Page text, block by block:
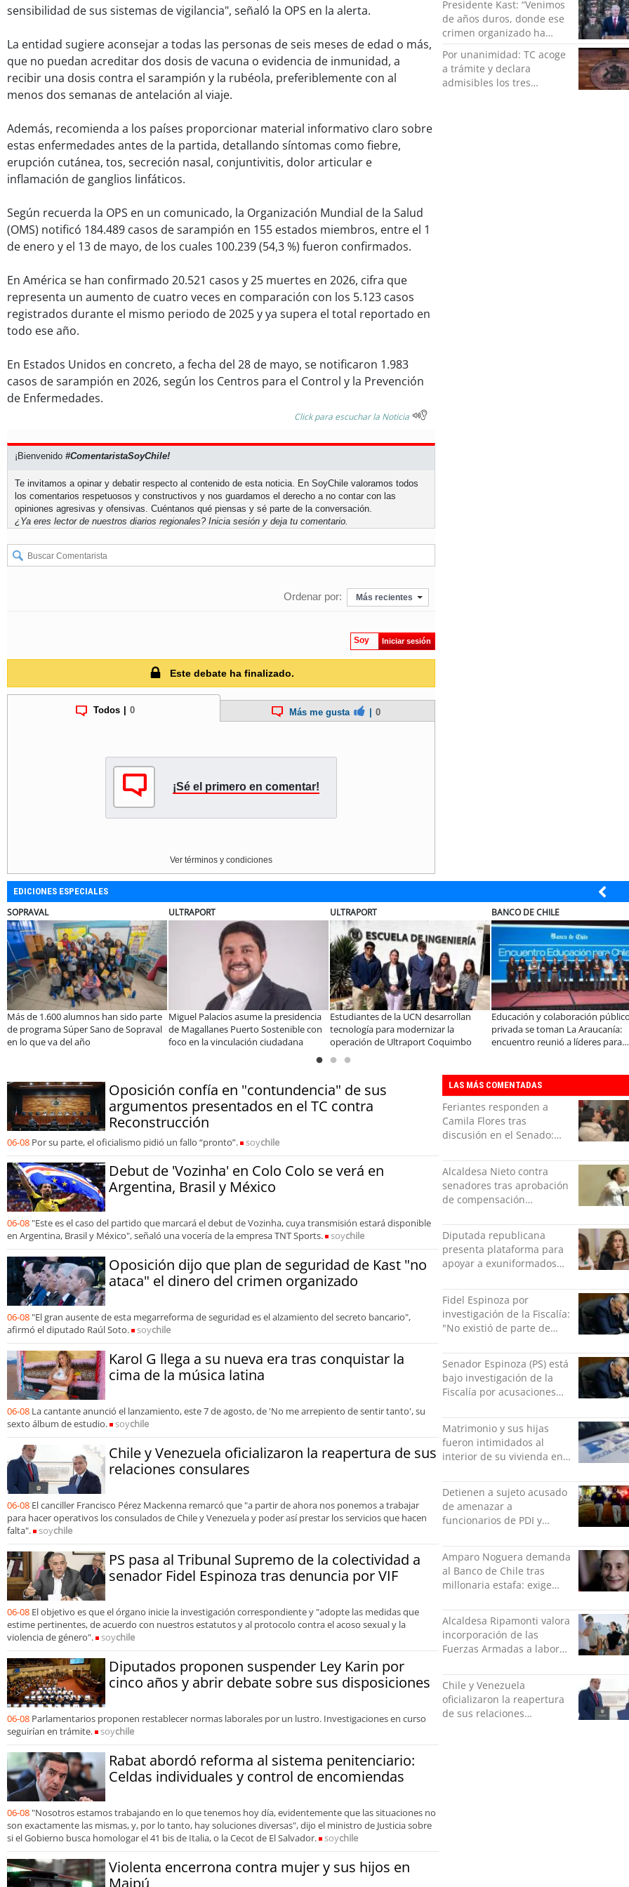
sensibilidad de sus sistemas de vigilancia", señaló la OPS en la alerta.
La entidad sugiere aconsejar a todas las personas de seis meses de edad o más,
que no puedan acreditar dos dosis de vacuna o evidencia de inmunidad, a
recibir una dosis contra el sarampión y la rubéola, preferiblemente con al
menos dos semanas de antelación al viaje.
Además, recomienda a los países proporcionar material informativo claro sobre
estas enfermedades antes de la partida, detallando síntomas como fiebre,
erupción cutánea, tos, secreción nasal, conjuntivitis, dolor articular e
inflamación de ganglios linfáticos.
Según recuerda la OPS en un comunicado, la Organización Mundial de la Salud
(OMS) notificó 184.489 casos de sarampión en 155 estados miembros, entre el 1
de enero y el 13 de mayo, de los cuales 100.239 (54,3 %) fueron confirmados.
En América se han confirmado 20.521 casos y 25 muertes en 2026, cifra que
representa un aumento de cuatro veces en comparación con los 5.123 casos
registrados durante el mismo periodo de 2025 y ya supera el total reportado en
todo ese año.
En Estados Unidos en concreto, a fecha del 28 de mayo, se notificaron 1.983
casos de sarampión en 2026, según los Centros para el Control y la Prevención
de Enfermedades.
Click para escuchar la Noticia
¡Bienvenido #ComentaristaSoyChile!
Te invitamos a opinar y debatir respecto al contenido de esta noticia. En SoyChile valoramos todos
los comentarios respetuosos y constructivos y nos guardamos el derecho a no contar con las
opiniones agresivas y ofensivas. Cuéntanos qué piensas y sé parte de la conversación.
¿Ya eres lector de nuestros diarios regionales? Inicia sesión y deja tu comentario.
Ordenar por: Más recientes
Soy Iniciar sesión
Este debate ha finalizado.
Todos 0 Más me gusta 0
¡Sé el primero en comentar!
Ver términos y condiciones
Presidente Kast: “Venimos
de años duros, donde ese
crimen organizado ha
ocupado un lugar que no
le corresponde”
Por unanimidad: TC acoge
a trámite y declara
admisibles los tres
EDICIONES ESPECIALES
de 1.600 alumnos han sido parte
programa Súper Sano de Sopraval
lo que va del año
ULTRAPORT
Miguel Palacios asume la presidencia
de Magallanes Puerto Sostenible con
foco en la vinculación ciudadana
ULTRAPORT
Estudiantes de la UCN desarrollan
tecnología para modernizar la
operación de Ultraport Coquimbo
BANCO DE CHILE
Educación y colaboración público-
privada se toman La Araucanía:
encuentro reunió a líderes para
Oposición confía en "contundencia" de sus
argumentos presentados en el TC contra
Reconstrucción
06-08 Por su parte, el oficialismo pidió un fallo “pronto”. soychile
Debut de 'Vozinha' en Colo Colo se verá en
Argentina, Brasil y México
06-08 "Este es el caso del partido que marcará el debut de Vozinha, cuya transmisión estará disponible
en Argentina, Brasil y México", señaló una vocería de la empresa TNT Sports.
soychile
Oposición dijo que plan de seguridad de Kast "no
ataca" el dinero del crimen organizado
06-08 "El gran ausente de esta megarreforma de seguridad es el alzamiento del secreto bancario",
afirmó el diputado Raúl Soto.
soychile
Karol G llega a su nueva era tras conquistar la
cima de la música latina
06-08 La cantante anunció el lanzamiento, este 7 de agosto, de 'No me arrepiento de sentir tanto', su
sexto álbum de estudio.
soychile
Chile y Venezuela oficializaron la reapertura de sus
relaciones consulares
06-08 El canciller Francisco Pérez Mackenna remarcó que "a partir de ahora nos ponemos a trabajar
para hacer operativos los consulados de Chile y Venezuela y poder así prestar los servicios que hacen
falta".
soychile
PS pasa al Tribunal Supremo de la colectividad a
senador Fidel Espinoza tras denuncia por VIF
06-08 El objetivo es que el órgano inicie la investigación correspondiente y "adopte las medidas que
estime pertinentes, de acuerdo con nuestros estatutos y al protocolo contra el acoso sexual y la
violencia de género".
soychile
Diputados proponen suspender Ley Karin por
cinco años y abrir debate sobre sus disposiciones
06-08 Parlamentarios proponen restablecer normas laborales por un lustro. Investigaciones en curso
seguirían en trámite.
soychile
Rabat abordó reforma al sistema penitenciario:
Celdas individuales y control de encomiendas
06-08 "Nosotros estamos trabajando en lo que tenemos hoy día, evidentemente que las situaciones no
son exactamente las mismas, y, por lo tanto, hay soluciones diversas", dijo el ministro de Justicia sobre
si el Gobierno busca homologar el 41 bis de Italia, o la Cecot de El Salvador.
soychile
Violenta encerrona contra mujer y sus hijos en
LAS MÁS COMENTADAS
Feriantes responden a
Camila Flores tras
discusión en el Senado:
orgullo”
Alcaldesa Nieto contra
senadores tras aprobación
de compensación
indolente"
Diputada republicana
presenta plataforma para
apoyar a exuniformados
social
Fidel Espinoza por
investigación de la Fiscalía:
"No existió de parte de
violencia física ni verbal"
Senador Espinoza (PS) está
bajo investigación de la
Fiscalía por acusaciones
su pareja
Matrimonio y sus hijas
fueron intimidados al
interior de su vivienda en
Detienen a sujeto acusado
de amenazar a
funcionarios de PDI y
Verde
Amparo Noguera demanda
al Banco de Chile tras
millonaria estafa: exige
Alcaldesa Ripamonti valora
incorporación de las
Fuerzas Armadas a labores
“responsabilidad política”
Chile y Venezuela
oficializaron la reapertura
de sus relaciones